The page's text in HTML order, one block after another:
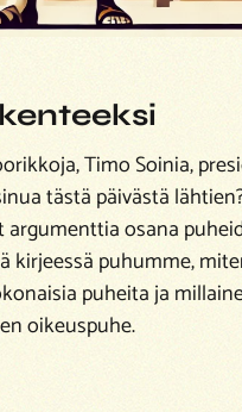
Timo Soinia,
tästä päivästä
osana
kirjeessä puhumme,
puheita ja
oikeuspuhe.